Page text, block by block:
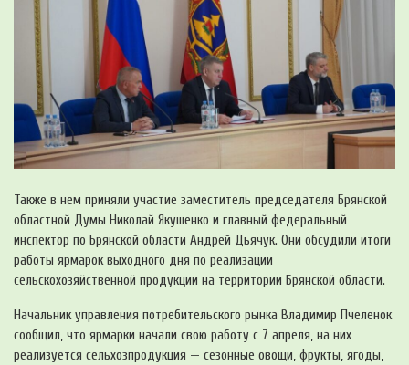
Также в нем приняли участие заместитель председателя Брянской
областной Думы Николай Якушенко и главный федеральный
инспектор по Брянской области Андрей Дьячук. Они обсудили итоги
работы ярмарок выходного дня по реализации
сельскохозяйственной продукции на территории Брянской области.
Начальник управления потребительского рынка Владимир Пчеленок
сообщил, что ярмарки начали свою работу с 7 апреля, на них
реализуется сельхозпродукция — сезонные овощи, фрукты, ягоды,